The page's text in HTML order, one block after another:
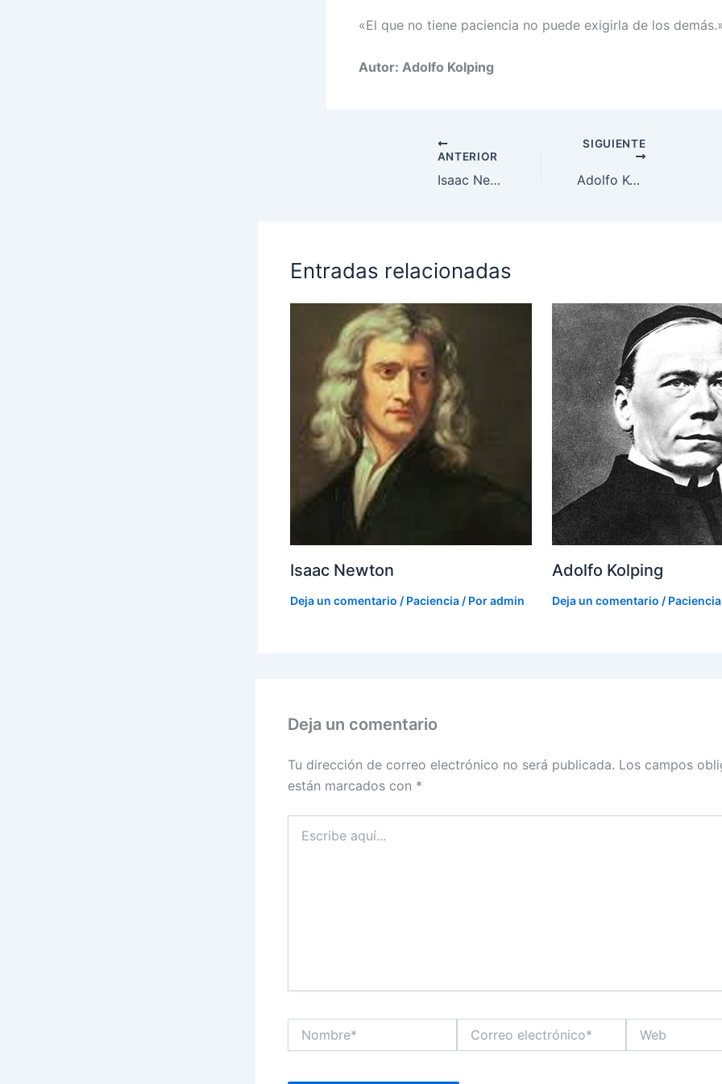
«El que no tiene paciencia no puede exigirla de los
Autor: Adolfo Kolping
ANTERIOR
Isaac Newton
SIGUIENTE
Adolfo Kolping
Entradas relacionadas
Isaac Newton
Deja un comentario / Paciencia/ Poradmin
Adolfo Kolping
Deja un comentario / Paciencia
Deja un comentario
Tu dirección de correo electrónico no será publicada. Los campos
están marcados con *
aquí...
electrónico*